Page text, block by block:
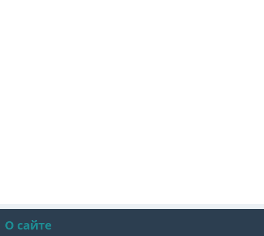
О сайте